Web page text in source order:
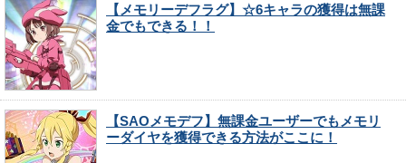
【メモリーデフラグ】☆6キャラの獲得は無課
金でもできる！！
【SAOメモデフ】無課金ユーザーでもメモリ
ーダイヤを獲得できる方法がここに！